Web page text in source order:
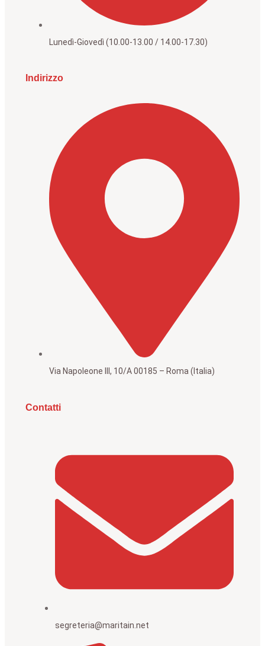
Lunedì-Giovedì (10.00-13.00 / 14.00-17.30)
Indirizzo
Via Napoleone III, 10/A 00185 – Roma (Italia)
Contatti
segreteria@maritain.net